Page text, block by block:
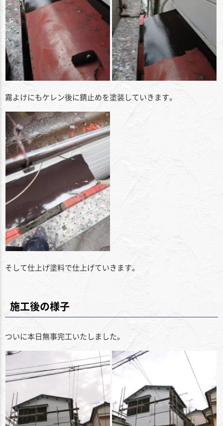
霧よけにもケレン後に錆止めを塗装していきます。
そして仕上げ塗料で仕上げていきます。
施工後の様子
ついに本日無事完工いたしました。